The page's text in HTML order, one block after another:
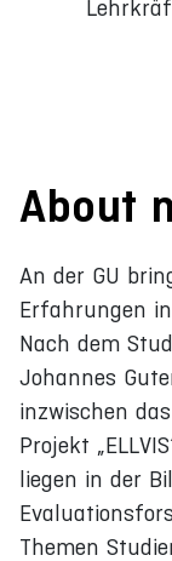
About
An der GU
Erfahrungen
Nach dem
Johannes
inzwischen
Projekt
liegen in der
Themen